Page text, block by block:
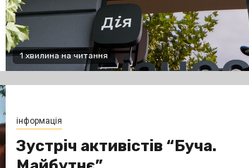
1 хвилина на читання
інформація
Зустріч активістів “Буча.